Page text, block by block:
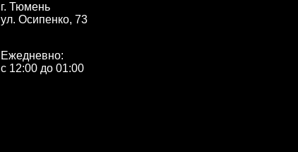
г. Тюмень
ул. Осипенко, 73
Ежедневно:
с 12:00 до 01:00